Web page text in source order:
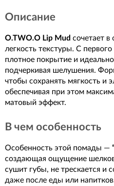
Описание
O.TWO.O Lip Mud сочетает
легкость текстуры. С
плотное покрытие и
подчеркивая шелушения.
чтобы сохранять мягкость и
обеспечивая при этом
матовый эффект.
В чем особенность
Особенность этой помады —
создающая ощущение
сушит губы, не трескается и
даже после еды или